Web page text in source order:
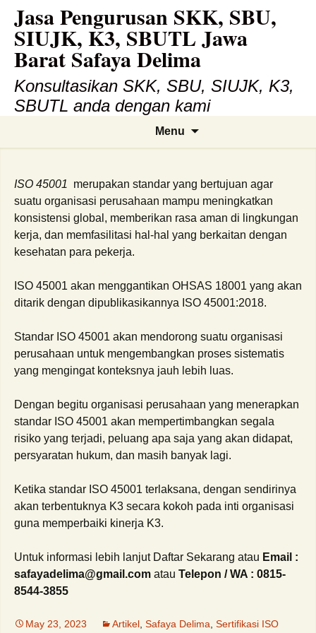
content
Jasa Pengurusan SKK, SBU,
SIUJK, K3, SBUTL Jawa
Barat Safaya Delima
Konsultasikan SKK, SBU, SIUJK, K3,
SBUTL anda dengan kami
Menu
ISO 45001 merupakan standar yang bertujuan agar
suatu organisasi perusahaan mampu meningkatkan
konsistensi global, memberikan rasa aman di lingkungan
kerja, dan memfasilitasi hal-hal yang berkaitan dengan
kesehatan para pekerja.
ISO 45001 akan menggantikan OHSAS 18001 yang akan
ditarik dengan dipublikasikannya ISO 45001:2018.
Standar ISO 45001 akan mendorong suatu organisasi
perusahaan untuk mengembangkan proses sistematis
yang mengingat konteksnya jauh lebih luas.
Dengan begitu organisasi perusahaan yang menerapkan
standar ISO 45001 akan mempertimbangkan segala
risiko yang terjadi, peluang apa saja yang akan didapat,
persyaratan hukum, dan masih banyak lagi.
Ketika standar ISO 45001 terlaksana, dengan sendirinya
akan terbentuknya K3 secara kokoh pada inti organisasi
guna memperbaiki kinerja K3.
Untuk informasi lebih lanjut Daftar Sekarang atau Email :
safayadelima@gmail.com atau Telepon / WA : 0815-
8544-3855
May 23, 2023 Artikel Safaya Delima Sertifikasi ISO